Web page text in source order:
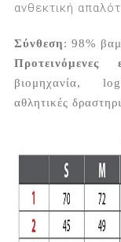
ανθεκτική
Σύνθεση: 98%
Προτεινόμενες
βιομηχανία,
αθλητικές